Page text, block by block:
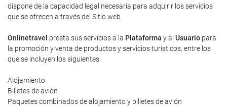
dispone de la capacidad legal necesaria para adquirir los servicios
que se ofrecen a través del Sitio web.
Onlinetravel presta sus servicios a la Plataforma y al Usuario para
la promoción y venta de productos y servicios turísticos, entre los
que se incluyen los siguientes:
Alojamiento
Billetes de avión
Paquetes combinados de alojamiento y billetes de avión